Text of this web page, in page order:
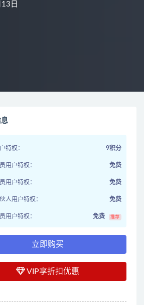
日
特权： 9积分
用户特权： 免费
用户特权： 免费
人用户特权： 免费
用户特权： 免费 推荐
立即购买
VIP享折扣优惠